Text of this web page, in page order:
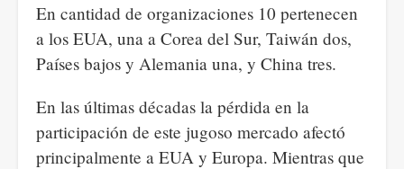
En cantidad de organizaciones 10 pertenecen
a los EUA, una a Corea del Sur, Taiwán dos,
Países bajos y Alemania una, y China tres.
En las últimas décadas la pérdida en la
participación de este jugoso mercado afectó
principalmente a EUA y Europa. Mientras que